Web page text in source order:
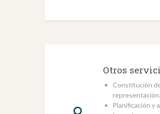
Otros
Constitución
representación.
Planificación y